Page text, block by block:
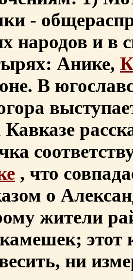
-
народов и в
Анике,
В
, что
о
жители
этот
ни